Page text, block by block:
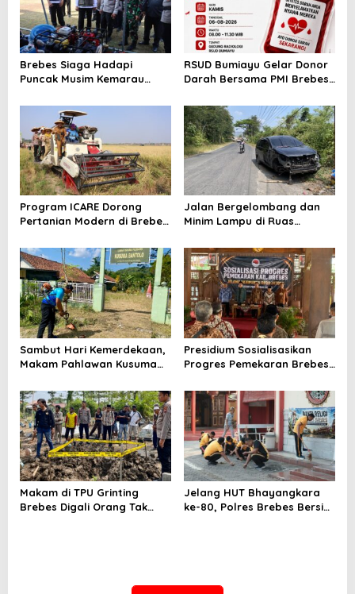
Brebes Siaga Hadapi
Puncak Musim Kemarau
Kesiapsiagaan Bencana dan
Karhutla
RSUD Bumiayu Gelar Donor
Darah Bersama PMI Brebes
Indonesia
Program ICARE Dorong
Pertanian Modern di Brebes,
Tembus 10,2 Ton per Hektare
Jalan Bergelombang dan
Minim Lampu di Ruas
Telan Korban, Innova
Hantam Pohon di
Bantarkawung
Sambut Hari Kemerdekaan,
Makam Pahlawan Kusuma
Dibersihkan
Presidium Sosialisasikan
Progres Pemekaran Brebes
Pansus DPRD Jateng Jadi
Tahap Berikutnya
Makam di TPU Grinting
Brebes Digali Orang Tak
Jelang HUT Bhayangkara
ke-80, Polres Brebes Bersih-